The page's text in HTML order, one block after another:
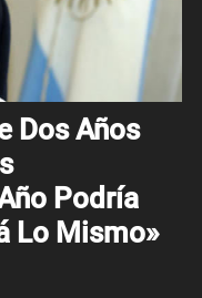
Dos Años
Podría
Lo Mismo»